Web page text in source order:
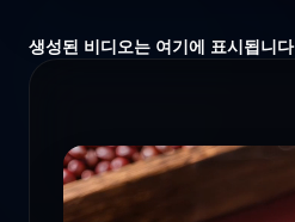
생성된 비디오는 여기에 표시됩니다